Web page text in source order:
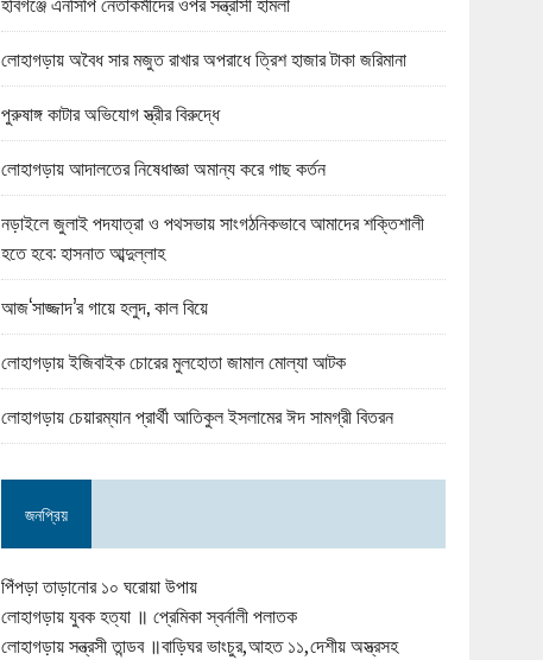
লোহাগড়ায় অবৈধ সার মজুত রাখার অপরাধে ত্রিশ হাজার টাকা জরিমানা
পুরুষাঙ্গ কাটার অভিযোগ স্ত্রীর বিরুদ্ধে
লোহাগড়ায় আদালতের নিষেধাজ্ঞা অমান্য করে গাছ কর্তন
নড়াইলে জুলাই পদযাত্রা ও পথসভায় সাংগঠনিকভাবে আমাদের শক্তিশালী
হতে হবে: হাসনাত আব্দুল্লাহ
আজ‘সাজ্জাদ’র গায়ে হলুদ, কাল বিয়ে
লোহাগড়ায় ইজিবাইক চোরের মুলহোতা জামাল মোল্যা আটক
লোহাগড়ায় চেয়ারম্যান প্রার্থী আতিকুল ইসলামের ঈদ সামগ্রী বিতরন
জনপ্রিয়
পিঁপড়া তাড়ানোর ১০ ঘরোয়া উপায়
লোহাগড়ায় যুবক হত্যা ॥ প্রেমিকা স্বর্নালী পলাতক
লোহাগড়ায় সন্ত্রসী তান্ডব ॥বাড়িঘর ভাংচুর,আহত ১১,দেশীয় অস্ত্রসহ